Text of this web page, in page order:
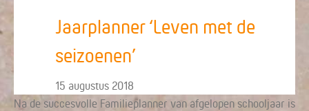
Jaarplanner ‘Leven met de
seizoenen’
15 augustus 2018
Na de succesvolle Familieplanner van afgelopen schooljaar is